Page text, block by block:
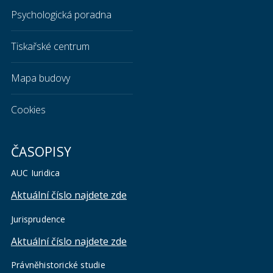
Psychologická poradna
Tiskařské centrum
Mapa budovy
Cookies
ČASOPISY
AUC Iuridica
Aktuální číslo najdete zde
Jurisprudence
Aktuální číslo najdete zde
Právněhistorické studie